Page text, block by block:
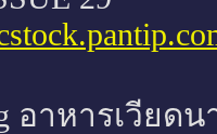
อาหารเวียด